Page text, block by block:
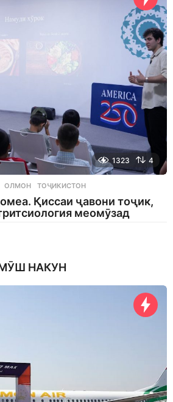
1323 4
,ОЛМОН ,ТОҶИКИСТОН
Қиссаи ҷавони тоҷик,
меомӯзад
НАКУН